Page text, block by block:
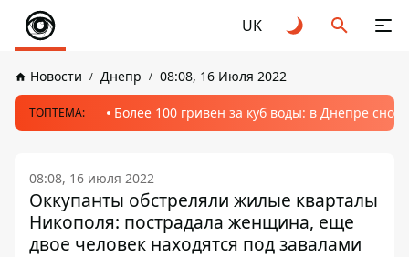
UK
Новости Днепр 08:08, 16 Июля 2022
ТОПТЕМА: Более 100 гривен за куб воды: в Днепре
08:08, 16 июля 2022
Оккупанты обстреляли жилые кварталы
Никополя: пострадала женщина, еще
двое человек находятся под завалами